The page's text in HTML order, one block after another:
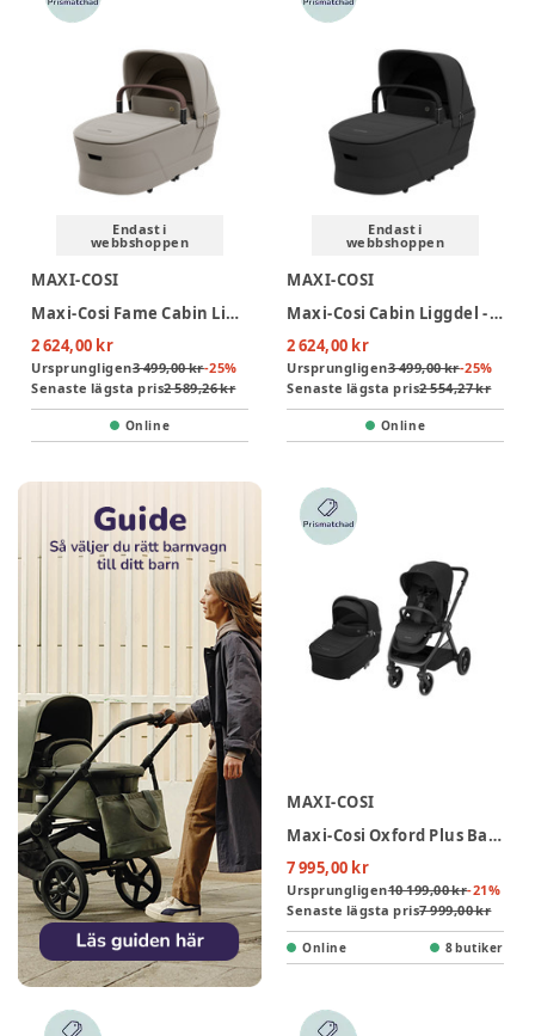
Endast i
webbshoppen
MAXI-COSI
Maxi-Cosi Fame Cabin Liggdel - Sapphire Sand
2 624,00 kr
Ursprungligen3 499,00 kr-25%
Senaste lägsta pris2 589,26 kr
Online
Endast i
webbshoppen
MAXI-COSI
Maxi-Cosi Cabin Liggdel - Onyx Black
2 624,00 kr
Ursprungligen3 499,00 kr-25%
Senaste lägsta pris2 554,27 kr
Online
MAXI-COSI
Maxi-Cosi Oxford Plus Barnvagn - Twillic Black
7 995,00 kr
Ursprungligen10 199,00 kr-21%
Senaste lägsta pris7 999,00 kr
Online 8 butiker